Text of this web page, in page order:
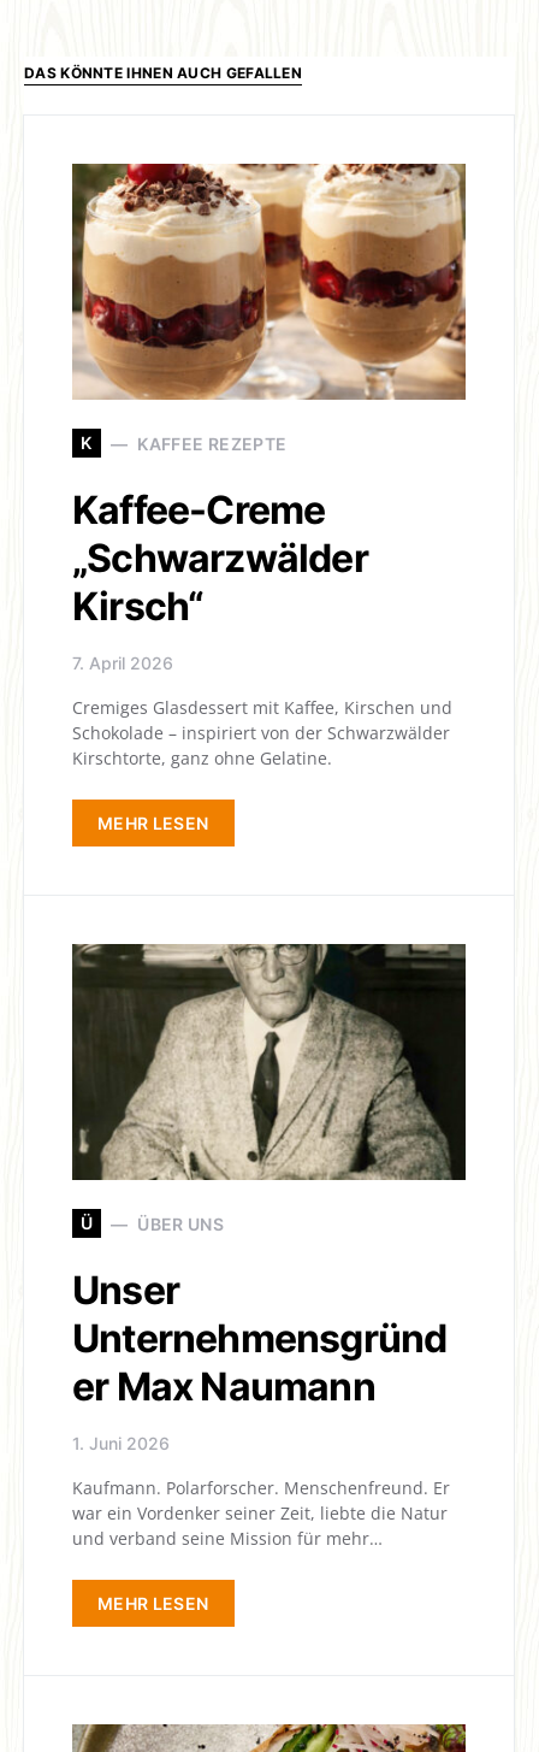
DAS KÖNNTE IHNEN AUCH GEFALLEN
K KAFFEE REZEPTE
Kaffee-Creme
„Schwarzwälder
Kirsch“
7. April 2026
Cremiges Glasdessert mit Kaffee, Kirschen und
Schokolade – inspiriert von der Schwarzwälder
Kirschtorte, ganz ohne Gelatine.
MEHR LESEN
Ü ÜBER UNS
Unser
Unternehmensgründ
er Max Naumann
1. Juni 2026
Kaufmann. Polarforscher. Menschenfreund. Er
war ein Vordenker seiner Zeit, liebte die Natur
und verband seine Mission für mehr…
MEHR LESEN